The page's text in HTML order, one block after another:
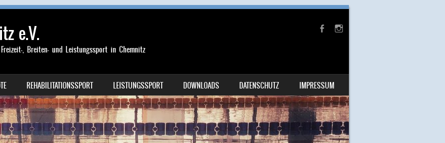
e.V.
, Breiten- und Leistungssport in Chemnitz
REHABILITATIONSSPORT LEISTUNGSSPORT DOWNLOADS DATENSCHUTZ IMPRESSUM